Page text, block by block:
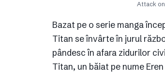
Attack
Bazat pe o serie manga
Titan se învârte în jurul
pândesc în afara zidurilor
Titan, un băiat pe nume